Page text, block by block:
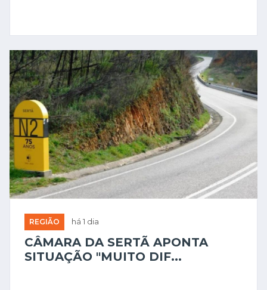
REGIÃO há 1 dia
CÂMARA DA SERTÃ APONTA
SITUAÇÃO "MUITO DIF...